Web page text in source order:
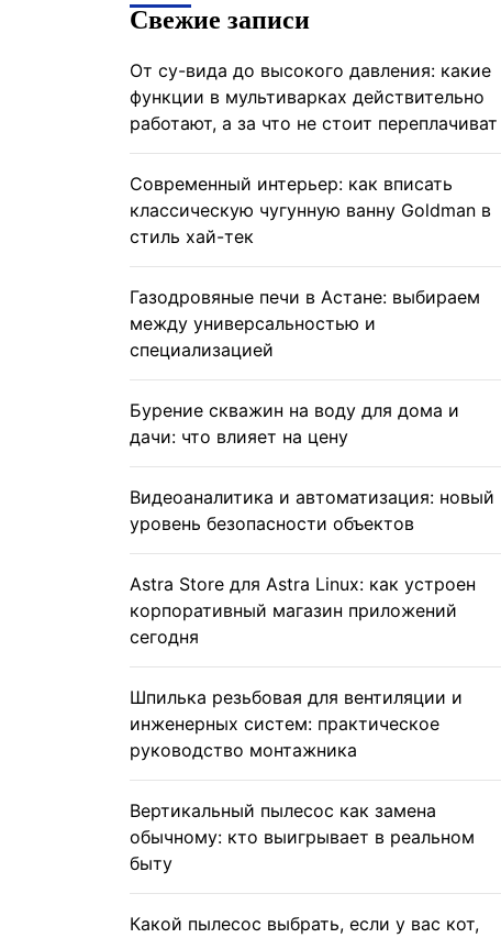
Свежие записи
От су-вида до высокого давления: какие
функции в мультиварках действительно
работают, а за что не стоит переплачиват
Современный интерьер: как вписать
классическую чугунную ванну Goldman в
стиль хай-тек
Газодровяные печи в Астане: выбираем
между универсальностью и
специализацией
Бурение скважин на воду для дома и
дачи: что влияет на цену
Видеоаналитика и автоматизация: новый
уровень безопасности объектов
Astra Store для Astra Linux: как устроен
корпоративный магазин приложений
сегодня
Шпилька резьбовая для вентиляции и
инженерных систем: практическое
руководство монтажника
Вертикальный пылесос как замена
обычному: кто выигрывает в реальном
быту
Какой пылесос выбрать, если у вас кот,